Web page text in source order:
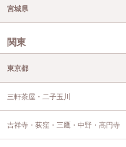
宮城県
関東
東京都
三軒茶屋・二子玉川
吉祥寺・荻窪・三鷹・中野・高円寺